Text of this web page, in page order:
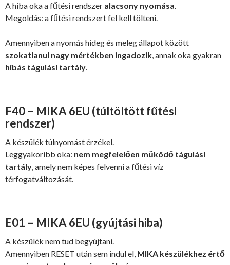
A hiba oka a fűtési rendszer alacsony nyomása.
Megoldás: a fűtési rendszert fel kell tölteni.
Amennyiben a nyomás hideg és meleg állapot között
szokatlanul nagy mértékben ingadozik, annak oka gyakran
hibás tágulási tartály.
F40 – MIKA 6EU (túltöltött fűtési
rendszer)
A készülék túlnyomást érzékel.
Leggyakoribb oka: nem megfelelően működő tágulási
tartály, amely nem képes felvenni a fűtési víz
térfogatváltozását.
E01 – MIKA 6EU (gyújtási hiba)
A készülék nem tud begyújtani.
Amennyiben RESET után sem indul el, MIKA készülékhez értő